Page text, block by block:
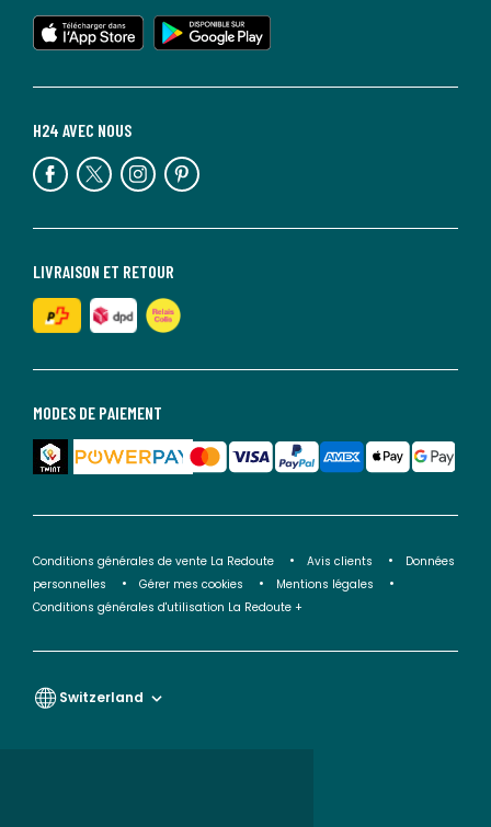
MODES DE PAIEMENT
LIVRAISON ET RETOUR
H24 AVEC NOUS
Conditions générales de vente La Redoute Avis clients
Données
personnelles
Gérer mes cookies
Mentions légales
Conditions générales d'utilisation La Redoute +
Switzerland